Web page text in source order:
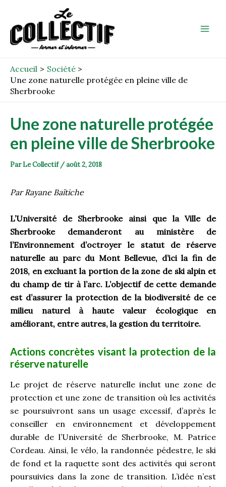
contenu
Accueil
Société
Une zone naturelle protégée en pleine ville de
Sherbrooke
Une zone naturelle protégée
en pleine ville de Sherbrooke
ParLe Collectif /août 2, 2018
Par Rayane Baïtiche
L’Université de Sherbrooke ainsi que la Ville de
Sherbrooke demanderont au ministère de
l’Environnement d’octroyer le statut de réserve
naturelle au parc du Mont Bellevue, d’ici la fin de
2018, en excluant la portion de la zone de ski alpin et
du champ de tir à l’arc. L’objectif de cette demande
est d’assurer la protection de la biodiversité de ce
milieu naturel à haute valeur écologique en
améliorant, entre autres, la gestion du territoire.
Actions concrètes visant la protection de la
réserve naturelle
Le projet de réserve naturelle inclut une zone de
protection et une zone de transition où les activités
se poursuivront sans un usage excessif, d’après le
conseiller en environnement et développement
durable de l’Université de Sherbrooke, M. Patrice
Cordeau. Ainsi, le vélo, la randonnée pédestre, le ski
de fond et la raquette sont des activités qui seront
poursuivies dans la zone de transition. L’idée n’est
navigation